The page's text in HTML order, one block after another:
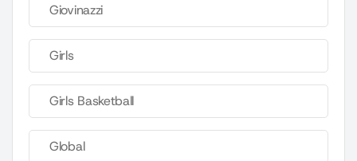
Giovinazzi
Girls
Girls Basketball
Global